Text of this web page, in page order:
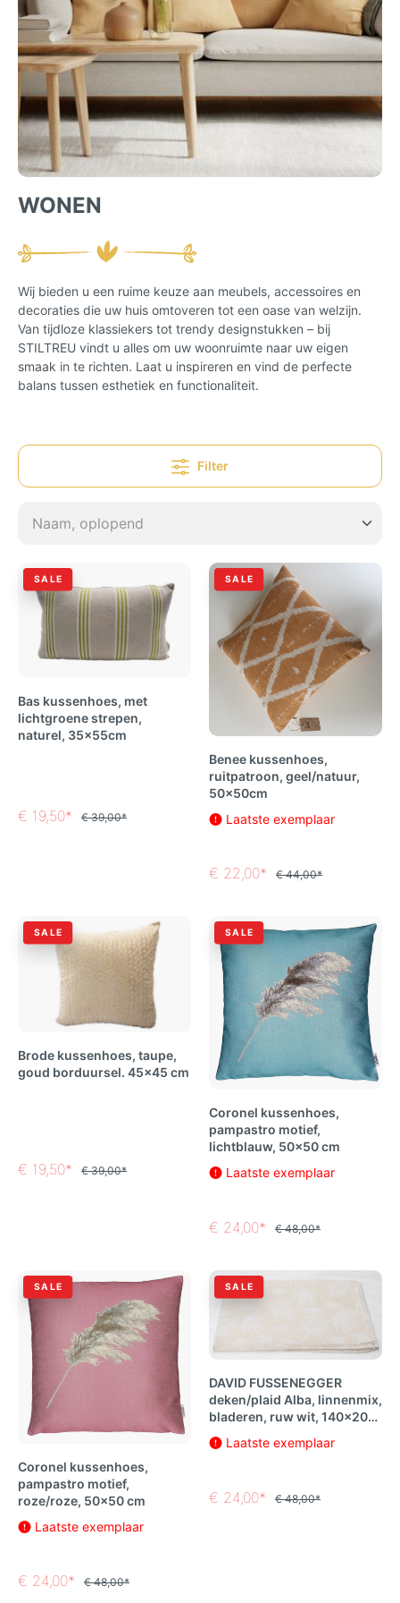
WONEN
Wij bieden u een ruime keuze aan meubels, accessoires en
decoraties die uw huis omtoveren tot een oase van welzijn.
Van tijdloze klassiekers tot trendy designstukken – bij
STILTREU vindt u alles om uw woonruimte naar uw eigen
smaak in te richten. Laat u inspireren en vind de perfecte
balans tussen esthetiek en functionaliteit.
Filter
SALE
Bas kussenhoes, met
lichtgroene strepen,
naturel, 35x55cm
€ 19,50* € 39,00*
SALE
Benee kussenhoes,
ruitpatroon, geel/natuur,
50x50cm
Laatste exemplaar
€ 22,00* € 44,00*
SALE
Brode kussenhoes, taupe,
goud borduursel. 45x45 cm
€ 19,50* € 39,00*
SALE
Coronel kussenhoes,
pampastro motief,
lichtblauw, 50x50 cm
Laatste exemplaar
€ 24,00* € 48,00*
SALE
Coronel kussenhoes,
pampastro motief,
roze/roze, 50x50 cm
Laatste exemplaar
€ 24,00* € 48,00*
SALE
DAVID FUSSENEGGER
deken/plaid Alba, linnenmix,
bladeren, ruw wit, 140x200
cm
Laatste exemplaar
€ 24,00* € 48,00*